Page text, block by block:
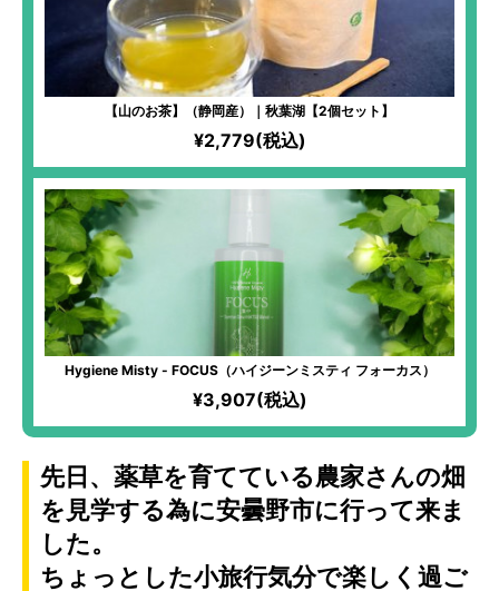
【山のお茶】（静岡産）｜秋葉湖【2個セット】
¥2,779(税込)
Hygiene Misty - FOCUS（ハイジーンミスティ フォーカス）
¥3,907(税込)
先日、薬草を育てている農家さんの畑
を見学する為に安曇野市に行って来ま
した。
ちょっとした小旅行気分で楽しく過ご